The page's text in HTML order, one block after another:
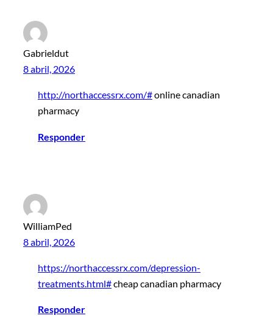
Gabrieldut
8 abril, 2026
http://northaccessrx.com/#online canadian
pharmacy
Responder
WilliamPed
8 abril, 2026
https://northaccessrx.com/depression-
treatments.html#cheap canadian pharmacy
Responder